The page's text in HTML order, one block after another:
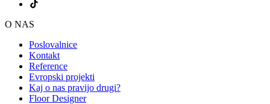
O NAS
Poslovalnice
Kontakt
Reference
Evropski projekti
Kaj o nas pravijo drugi?
Floor Designer